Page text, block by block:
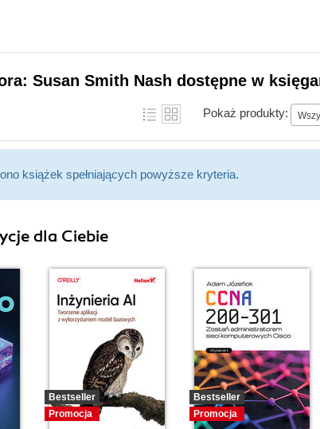
Susan Smith Nash dostępne w
Pokaż produkty:
książek spełniających powyższe kryteria.
dla Ciebie
Bestseller
Promocja
Bestseller
Promocja